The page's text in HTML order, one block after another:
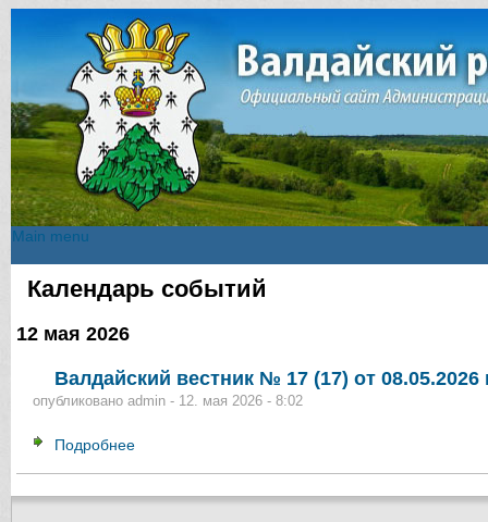
Main menu
Вы здесь
Календарь событий
12 мая 2026
Валдайский вестник № 17 (17) от 08.05.2026
опубликовано admin - 12. мая 2026 - 8:02
Подробнее